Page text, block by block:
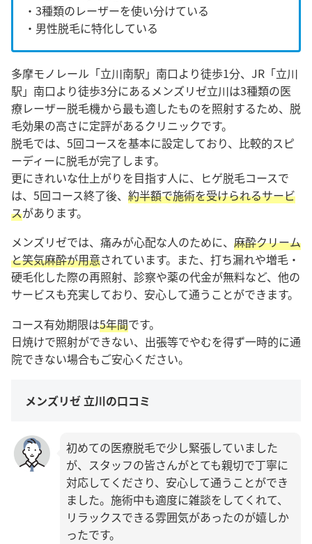
・3種類のレーザーを使い分けている
・男性脱毛に特化している
多摩モノレール「立川南駅」南口より徒歩1分、JR「立川
駅」南口より徒歩3分にあるメンズリゼ立川は3種類の医
療レーザー脱毛機から最も適したものを照射するため、脱
毛効果の高さに定評があるクリニックです。
脱毛では、5回コースを基本に設定しており、比較的スピ
ーディーに脱毛が完了します。
更にきれいな仕上がりを目指す人に、ヒゲ脱毛コースで
は、5回コース終了後、 約半額で施術を受けられるサービ
スがあります。
メンズリゼでは、痛みが心配な人のために、 麻酔クリーム
と笑気麻酔が用意されています。また、打ち漏れや増毛・
硬毛化した際の再照射、診察や薬の代金が無料など、他の
サービスも充実しており、安心して通うことができます。
コース有効期限は5年間です。
日焼けで照射ができない、出張等でやむを得ず一時的に通
院できない場合もご安心ください。
メンズリゼ 立川の口コミ
初めての医療脱毛で少し緊張していました
が、スタッフの皆さんがとても親切で丁寧に
対応してくださり、安心して通うことができ
ました。施術中も適度に雑談をしてくれて、
リラックスできる雰囲気があったのが嬉しか
ったです。